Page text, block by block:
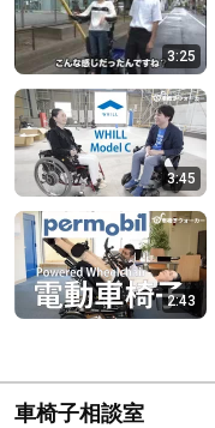
3:25
3:45
2:43
車椅子相談室